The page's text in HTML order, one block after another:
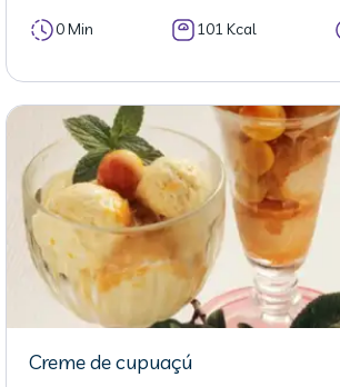
0 Min 101 Kcal
Creme de cupuaçú